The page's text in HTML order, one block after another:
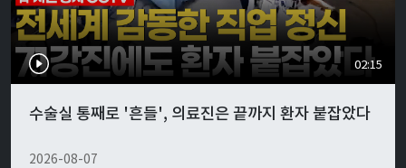
02:15
수술실 통째로 '흔들', 의료진은 끝까지 환자 붙잡았다
2026-08-07